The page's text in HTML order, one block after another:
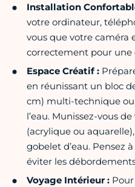
Installation
votre ordinateur,
vous que votre
correctement pour une
Espace Créatif :
en réunissant un bloc
cm) multi-technique
l’eau. Munissez-vous
(acrylique ou
gobelet d’eau. Pensez
éviter les
Voyage Intérieur :